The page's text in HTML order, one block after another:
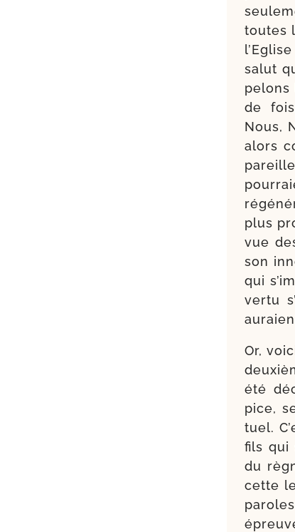
toutes
salut
pe­lons
de
Nous,
alors
plus
vue
son
qui
ver­tu
Or,
été
pice,
tuel.
fils qui
du
cette